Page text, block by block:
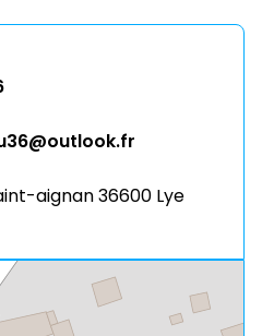
aignan 36600 Lye